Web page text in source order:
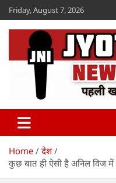
Skip
to
content
Friday, August 7, 2026
Jyotikan
Home
देश
कुछ बात ही ऐसी है अनिल विज में